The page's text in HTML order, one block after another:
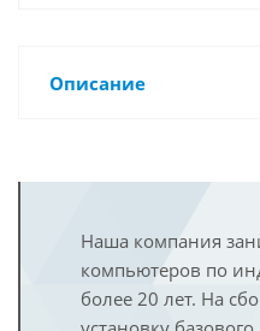
Описание
Наша компания
компьютеров по
более 20 лет. На